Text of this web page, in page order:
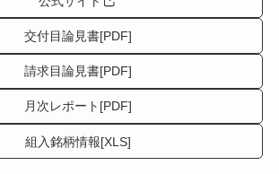
交付目論見書[PDF]
請求目論見書[PDF]
月次レポート[PDF]
組入銘柄情報[XLS]